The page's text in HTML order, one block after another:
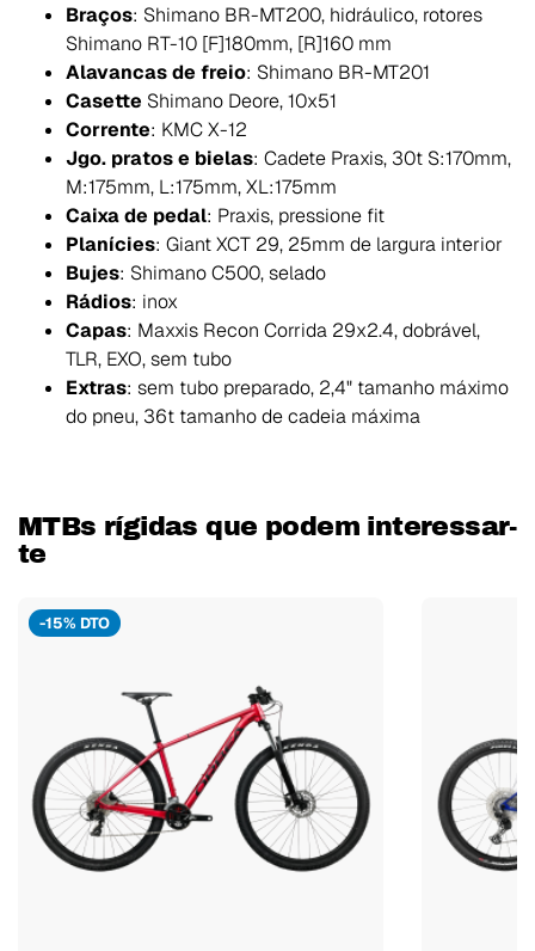
Braços: Shimano BR-MT200, hidráulico, rotores
Shimano RT-10 [F]180mm, [R]160 mm
Alavancas de freio: Shimano BR-MT201
Casette Shimano Deore, 10x51
Corrente: KMC X-12
Jgo. pratos e bielas: Cadete Praxis, 30t S:170mm,
M:175mm, L:175mm, XL:175mm
Caixa de pedal: Praxis, pressione fit
Planícies: Giant XCT 29, 25mm de largura interior
Bujes: Shimano C500, selado
Rádios: inox
Capas: Maxxis Recon Corrida 29x2.4, dobrável,
TLR, EXO, sem tubo
Extras: sem tubo preparado, 2,4" tamanho máximo
do pneu, 36t tamanho de cadeia máxima
MTBs rígidas que podem interessar-
te
-15% DTO